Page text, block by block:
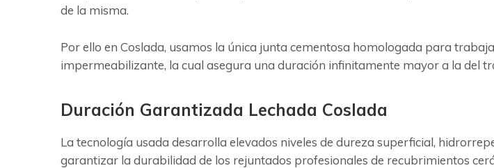
de la misma.
Por ello en Coslada, usamos la única junta cementosa homologada para
impermeabilizante, la cual asegura una duración infinitamente mayor a la del
Duración Garantizada Lechada Coslada
La tecnología usada desarrolla elevados niveles de dureza superficial,
garantizar la durabilidad de los rejuntados profesionales de recubrimientos